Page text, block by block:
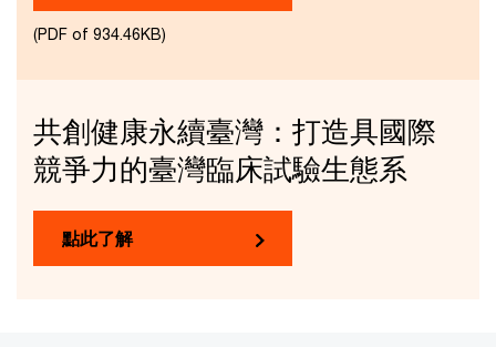
(PDF of 934.46KB)
共創健康永續臺灣：打造具國際
競爭力的臺灣臨床試驗生態系
點此了解